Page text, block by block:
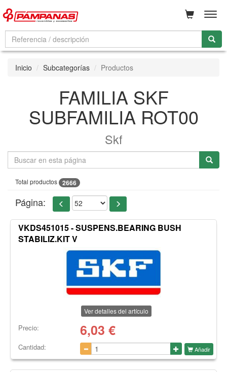
Inicio Subcategorías Productos
FAMILIA SKF
SUBFAMILIA ROT00
Skf
Total productos 2666
Página:
VKDS451015 - SUSPENS.BEARING BUSH
STABILIZ.KIT V
Ver detalles del artículo
Precio: 6,03 €
Cantidad: Añadir